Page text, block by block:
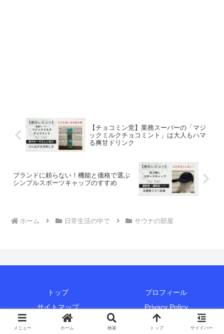
【チョコミン党】業務スーパーの「マジ
ックミルクチョコミント」は大人もハマ
る爽甘ドリンク
ブランドに頼らない！機能と価格で選ぶ
シンプルスポーツキャップのすすめ
ホーム 日常生活の中で サウナの部屋
トップ
プロフィール
サイトマップ
Privacy Policy
お問い合わせ
メニュー ホーム 検索 トップ サイドバー